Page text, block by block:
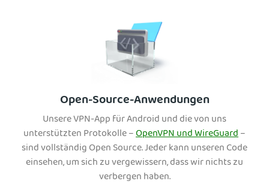
Open-Source-Anwendungen
Unsere VPN-App für Android und die von uns
unterstützten Protokolle –OpenVPN und WireGuard–
sind vollständig Open Source. Jeder kann unseren Code
einsehen, um sich zu vergewissern, dass wir nichts zu
verbergen haben.